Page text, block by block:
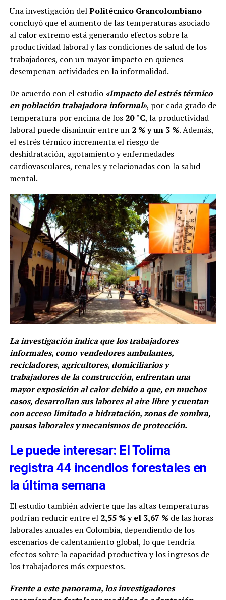
Una investigación delPolitécnico Grancolombiano
concluyó que el aumento de las temperaturas asociado
al calor extremo está generando efectos sobre la
productividad laboral y las condiciones de salud de los
trabajadores, con un mayor impacto en quienes
desempeñan actividades en la informalidad.
De acuerdo con el estudio «Impacto del estrés térmico
en población trabajadora informal», por cada grado de
temperatura por encima de los 20 °C, la productividad
laboral puede disminuir entre un 2 % y un 3 %. Además,
el estrés térmico incrementa el riesgo de
deshidratación, agotamiento y enfermedades
cardiovasculares, renales y relacionadas con la salud
mental.
La investigación indica que los trabajadores
informales, como vendedores ambulantes,
recicladores, agricultores, domiciliarios y
trabajadores de la construcción, enfrentan una
mayor exposición al calor debido a que, en muchos
casos, desarrollan sus labores al aire libre y cuentan
con acceso limitado a hidratación, zonas de sombra,
pausas laborales y mecanismos de protección.
Le puede interesar: El Tolima
registra 44 incendios forestales en
la última semana
El estudio también advierte que las altas temperaturas
podrían reducir entre el 2,55 % y el 3,67 %de las horas
laborales anuales en Colombia, dependiendo de los
escenarios de calentamiento global, lo que tendría
efectos sobre la capacidad productiva y los ingresos de
los trabajadores más expuestos.
Frente a este panorama, los investigadores